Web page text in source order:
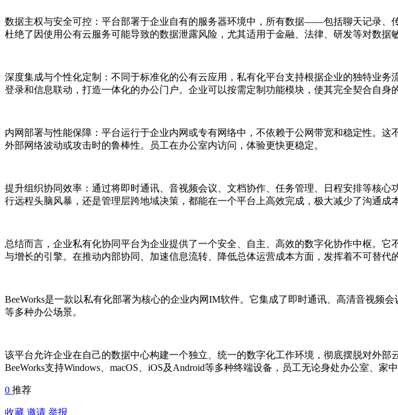
数据主权与安全可控：平台部署于企业自有的服务器环境中，所有数据——包括聊天记录、
杜绝了因使用公有云服务可能导致的数据泄露风险，尤其适用于金融、法律、研发等对数据
深度集成与个性化定制：不同于标准化的公有云应用，私有化平台支持根据企业的独特业
登录和信息联动，打造一体化的办公门户。企业可以按需定制功能模块，使其完全契合自身
内网部署与性能保障：平台运行于企业内网或专有网络中，不依赖于公网带宽和稳定性。
外部网络波动或攻击时的鲁棒性。员工在办公室内访问，体验更快更稳定。
提升组织协同效率：通过将即时通讯、音视频会议、文档协作、任务管理、日程安排等核
行远程头脑风暴，还是管理层跨地域决策，都能在一个平台上高效完成，极大减少了沟通成
总结而言，企业私有化协同平台为企业提供了一个安全、自主、高效的数字化协作中枢。
与增长的引擎。在推动内部协同、加速信息流转、降低总体运营成本方面，发挥着不可替代
BeeWorks是一款以私有化部署为核心的企业内网IM软件。它集成了即时通讯、高清音视频
等多种办公场景。
该平台允许企业在自己的数据中心构建一个独立、统一的数字化工作环境，彻底摆脱对外
BeeWorks支持Windows macOS iOS及 Android等多种终端设备，员工无论身处办公室、家
0 推荐
收藏 邀请 举报